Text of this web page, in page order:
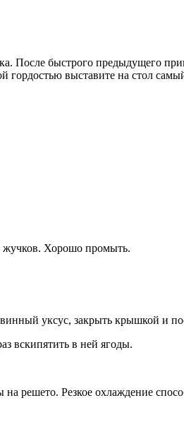
После быстрого предыдущего
гордостью выставите на стол
жучков. Хорошо промыть.
уксус, закрыть крышкой и
вскипятить в ней ягоды.
решето. Резкое охлаждение